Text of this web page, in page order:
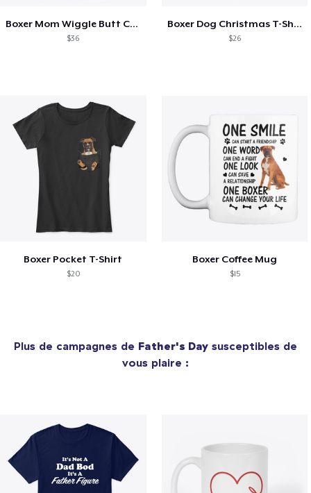
Boxer Mom Wiggle Butt Club T-Shirt
$36
Boxer Dog Christmas T-Shirts
$26
Boxer Pocket T-Shirt
$20
Boxer Coffee Mug
$15
Plus de campagnes de Father's Day susceptibles de
vous plaire :